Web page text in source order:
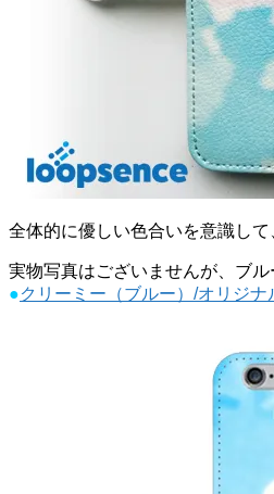
全体的に優しい色合いを意識し
実物写真はございませんが、ブル
●クリーミー（ブルー）/オリジ